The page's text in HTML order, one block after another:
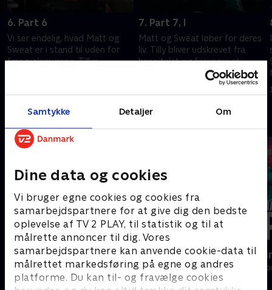
Samtykke Detaljer Om
Dine data og cookies
Vi bruger egne cookies og cookies fra
samarbejdspartnere for at give dig den bedste
oplevelse af TV 2 PLAY, til statistik og til at
målrette annoncer til dig. Vores
samarbejdspartnere kan anvende cookie-data til
målrettet markedsføring på egne og andres
platforme. Du kan til- og fravælge cookies
6. Part 6
Vi ser endelig, hvad Matt og
Sweat er i stand til uden for
fængselsmurene. Tillys
7. Part 7, I
Matt og Sweat løber for deres
liv. Tilly bliver udskrevet fra
hospitalet og forsøger at
undvige myndighederne.
Andre så også
Løgnen
Drama • 1 sæsoner
Happy
Drama • 1